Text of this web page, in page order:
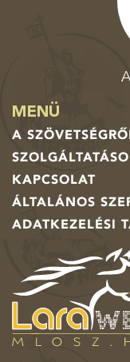
MENÜ
A
KAPCSOLAT
ÁLTALÁNOS
ADATKEZELÉSI